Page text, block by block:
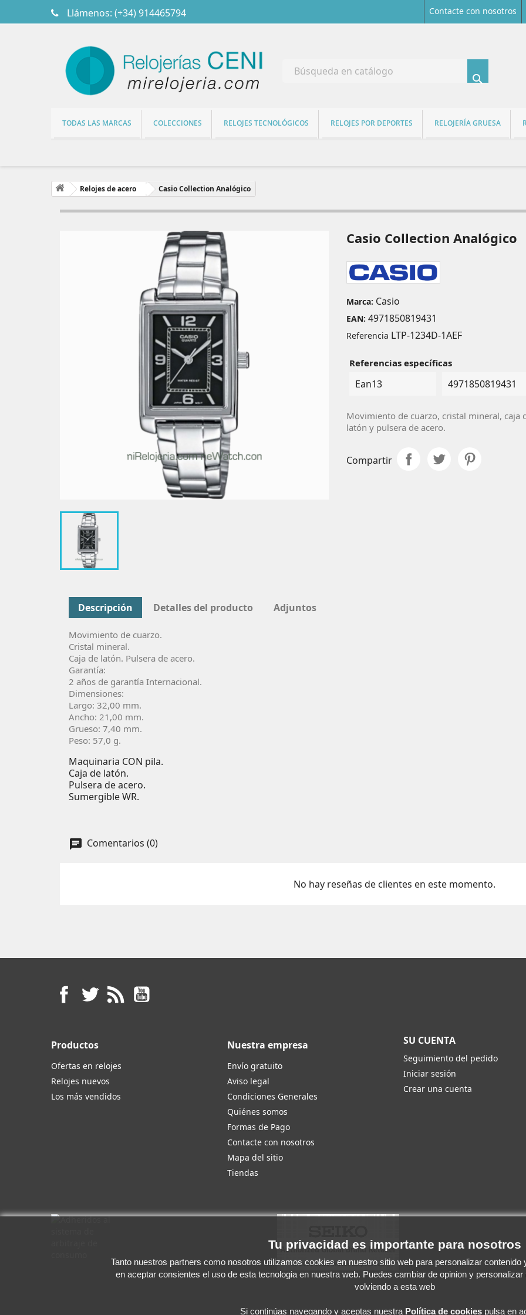
Llámenos: (+34) 914465794 Contacte con nosotros

TODAS LAS MARCAS COLECCIONES RELOJES TECNOLÓGICOS RELOJES POR DEPORTES RELOJERÍA GRUESA
Relojes de acero Casio Collection Analógico
Casio Collection Analógico
Marca: Casio
EAN: 4971850819431
Referencia LTP-1234D-1AEF
Referencias específicas
Ean13 4971850819431
Movimiento de cuarzo, cristal mineral, caja
latón y pulsera de acero.
Compartir
Descripción Detalles del producto Adjuntos
Movimiento de cuarzo.
Cristal mineral.
Caja de latón. Pulsera de acero.
Garantía:
2 años de garantía Internacional.
Dimensiones:
Largo: 32,00 mm.
Ancho: 21,00 mm.
Grueso: 7,40 mm.
Peso: 57,0 g.
Maquinaria CON pila.
Caja de latón.
Pulsera de acero.
Sumergible WR.
Comentarios (0)
No hay reseñas de clientes en este momento.
Facebook
Twitter Rss
Productos
Ofertas en relojes
Relojes nuevos
Los más vendidos
Nuestra empresa
Envío gratuito
Aviso legal
Condiciones Generales
Quiénes somos
Formas de Pago
Contacte con nosotros
Mapa del sitio
Tiendas
SU CUENTA
Seguimiento del pedido
Iniciar sesión
Crear una cuenta
Tu privacidad es importante para nosotros
Tanto nuestros partners como nosotros utilizamos cookies en nuestro sitio web para personalizar
en aceptar consientes el uso de esta tecnologia en nuestra web. Puedes cambiar de opinion y
volviendo a esta web
Si continúas navegando y aceptas nuestra Política de cookiespulsa en